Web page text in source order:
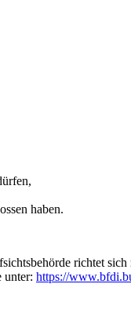
haben.
richtet
unter: https://